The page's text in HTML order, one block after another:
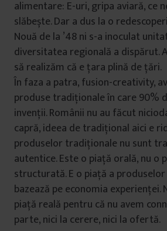
alimentare: E-uri, gripa aviară, ce
slăbește. Dar a dus la o
Nouă de la ’48 ni s-a inoculat
diversitatea regională a dispărut.
să realizăm că e țara plină de țări.
În faza a patra, fusion-creativity,
produse tradiționale în care 90%
invenții. Românii nu au făcut
capră, ideea de tradițional aici e
produselor tradiționale nu sunt
autentice. Este o piață orală, nu o
structurată. E o piață a
bazează pe economia experienței.
piață reală pentru că nu avem
parte, nici la cerere, nici la ofertă.